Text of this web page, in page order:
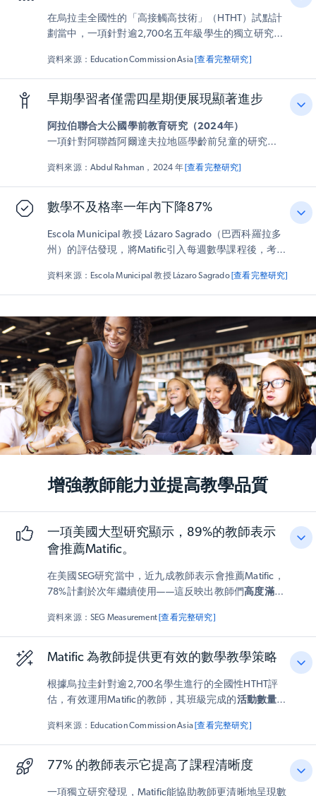
關鍵概念時更有早期優勢。更值得注意的是，這些正
面效果 在所有背景的學生中均呈現一致的結果，證明
在烏拉圭全國性的「高接觸高技術」（HTHT）試點計
劃當中，一項針對逾2,700名五年級學生的獨立研究發
用者。平均而言，使用Matific的學童學習成效顯著超越
同儕——僅一個學年就相當於額外進修數個月的數學課
程。其中最常使用Matific的學生進步幅度最大，其進
除了更高的測驗分數，學生還培養出更強的毅力、自信
習者的高度參與度，並培養出更積極的數學態度，為長
遠的學習成就奠定基礎。
資料來源：Education Commission Asia [查看完整研究]
早期學習者僅需四星期便展現顯著進步
阿拉伯聯合大公國學前教育研究（2024年）
一項針對阿聯酋阿爾達夫拉地區學齡前兒童的研究顯
（計數、簡單加減法、形狀辨識、圖案識別、度量測量
及問題解決）均顯著提升。男女孩獲益程度相當，未出
現性別表現差異。此結果具統計學意義，顯示即使用於
資料來源：Abdul Rahman，2024 年 [查看完整研究]
數學不及格率一年內下降87%
Escola Municipal 教授 Lázaro Sagrado（巴西科羅拉多
州）的評估發現，將Matific引入每週數學課程後，考試
級學生當中有31.8%要麼數學不及格，要麼需經特別批
准方能通過。採用Matific一年後，該數字驟降至僅4%
相較於未採用Matific的當地學校，其成效尤為顯著：儘
儘管許多人認為變化不大甚至失敗率更高，採用
Matific的學校則在各年級均呈現全面進步。
資料來源：Escola Municipal 教授 Lázaro Sagrado [查看完整研究]
增強教師能力並提高教學品質
一項美國大型研究顯示，89%的教師表示
會推薦Matific。
在美國SEG研究當中，近九成教師表示會推薦Matific，
78%計劃於次年繼續使用——這反映出教師們 高度滿意
資料來源：SEG Measurement [查看完整研究]
Matific 為教師提供更有效的數學教學策略
根據烏拉圭針對逾2,700名學生進行的全國性HTHT評
估，有效運用Matific的教師，其班級完成的活動數量增
Matific是經研究驗證的教師合作夥伴 ，能強化教學成效
並提升課堂影響力。
資料來源：Education Commission Asia [查看完整研究]
77% 的教師表示它提高了課程清晰度
一項獨立研究發現，Matific能協助教師更清晰地呈現數